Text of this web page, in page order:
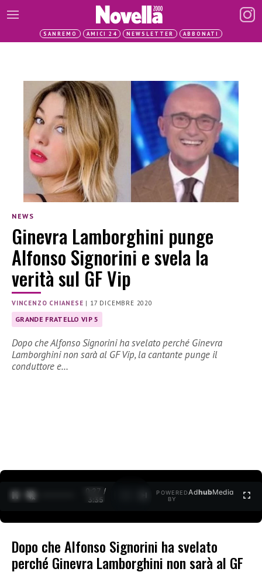
SANREMO AMICI 24 NEWSLETTER ABBONATI
NEWS
Ginevra Lamborghini punge
Alfonso Signorini e svela la
verità sul GF Vip
VINCENZO CHIANESE | 17 DICEMBRE 2020
GRANDE FRATELLO VIP 5
Dopo che Alfonso Signorini ha svelato perché Ginevra
Lamborghini non sarà al GF Vip, la cantante punge il
conduttore e…
0:27 /
3:35
POWERED
BY
AdhubMedia
Dopo che Alfonso Signorini ha svelato
perché Ginevra Lamborghini non sarà al GF